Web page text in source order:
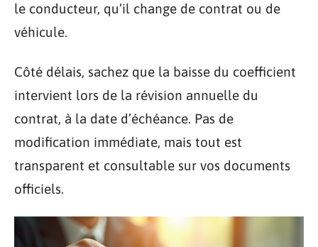
le conducteur, qu’il change de contrat ou de
véhicule.
Côté délais, sachez que la baisse du coefficient
intervient lors de la révision annuelle du
contrat, à la date d’échéance. Pas de
modification immédiate, mais tout est
transparent et consultable sur vos documents
officiels.